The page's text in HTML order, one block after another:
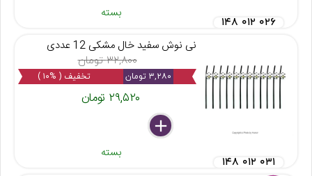
بسته
۱۴۸ ۰۱۲ ۰۲۶
نی نوش سفید خال مشکی 12 عددی
۳۲,۸۰۰ تومان
۳,۲۸۰ تومان تخفیف ( %۱۰ )
۲۹,۵۲۰ تومان
delete
remove
add
بسته
۱۴۸ ۰۱۲ ۰۳۱